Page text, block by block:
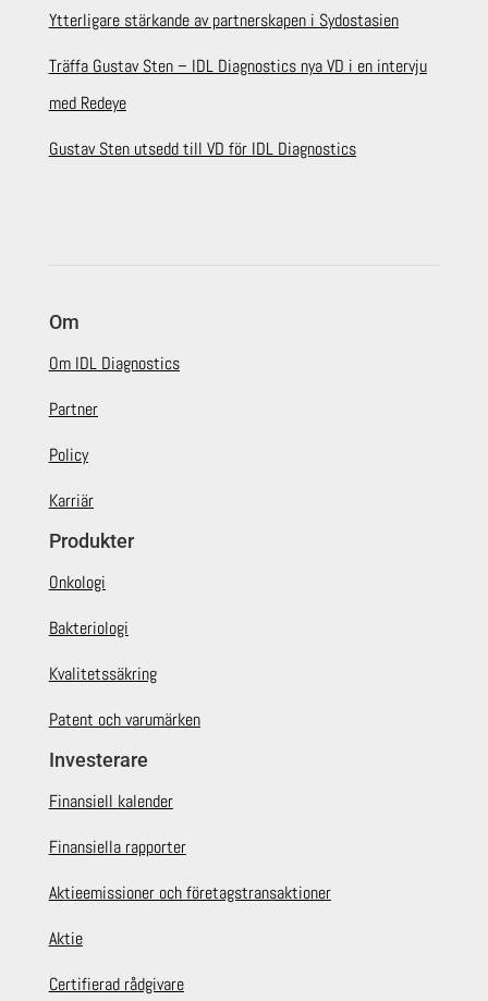
Ytterligare stärkande av partnerskapen i Sydostasien
Träffa Gustav Sten – IDL Diagnostics nya VD i en intervju
med Redeye
Gustav Sten utsedd till VD för IDL Diagnostics
Om
Om IDL Diagnostics
Partner
Policy
Karriär
Produkter
Onkologi
Bakteriologi
Kvalitetssäkring
Patent och varumärken
Investerare
Finansiell kalender
Finansiella rapporter
Aktieemissioner och företagstransaktioner
Aktie
Certifierad rådgivare